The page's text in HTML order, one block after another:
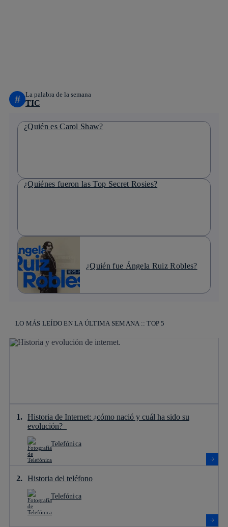
# La palabra de la semana
TIC
¿Quién es Carol Shaw?
¿Quiénes fueron las Top Secret Rosies?
¿Quién fue Ángela Ruiz Robles?
LO MÁS LEÍDO EN LA ÚLTIMA SEMANA :: TOP 5
Historia de Internet: ¿cómo nació y cuál ha sido su
evolución?
Telefónica
Historia del teléfono
Telefónica